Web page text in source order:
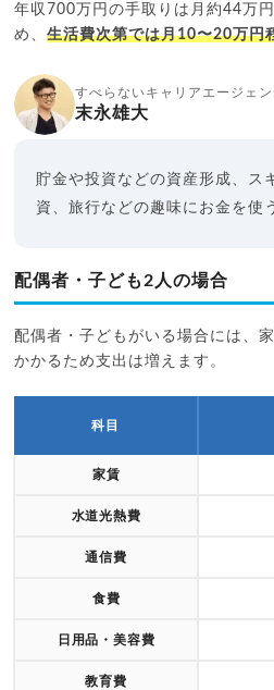
年収700万円の手取りは月約44万
め、生活費次第では月10〜20万円
すべらないキャリアエージェ
末永雄大
貯金や投資などの資産形成、ス
資、旅行などの趣味にお金を使
配偶者・子ども2人の場合
配偶者・子どもがいる場合には、
かかるため支出は増えます。
科目
家賃
水道光熱費
通信費
食費
日用品・美容費
教育費